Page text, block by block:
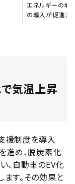
エネルギーの地
の導入が促進さ
気温上昇
援制度を導入
進め、脱炭素化
、自動車のEV化
す。その効果と